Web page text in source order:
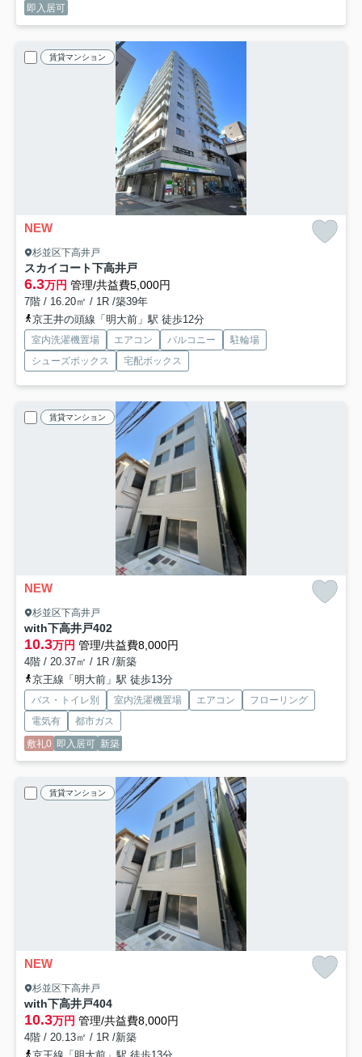
即入居可
賃貸マンション
NEW
杉並区下高井戸
スカイコート下高井戸
6.3万円 管理/共益費5,000円
7階 / 16.20㎡ / 1R /築39年
京王井の頭線「明大前」駅 徒歩12分
室内洗濯機置場 エアコン バルコニー
駐輪場
シューズボックス
宅配ボックス
賃貸マンション
NEW
杉並区下高井戸
with下高井戸402
10.3万円 管理/共益費8,000円
4階 / 20.37㎡ / 1R /新築
京王線「明大前」駅 徒歩13分
バス・トイレ別 室内洗濯機置場 エアコン
フローリング
電気有
都市ガス
敷礼0 即入居可 新築
賃貸マンション
NEW
杉並区下高井戸
with下高井戸404
10.3万円 管理/共益費8,000円
4階 / 20.13㎡ / 1R /新築